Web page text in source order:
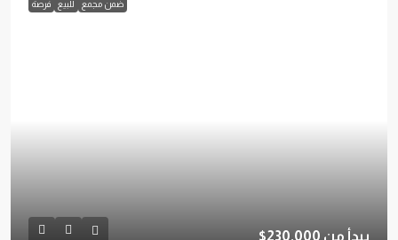
ضمن مجمع للبيع فرصة
يبدأ من230,000$